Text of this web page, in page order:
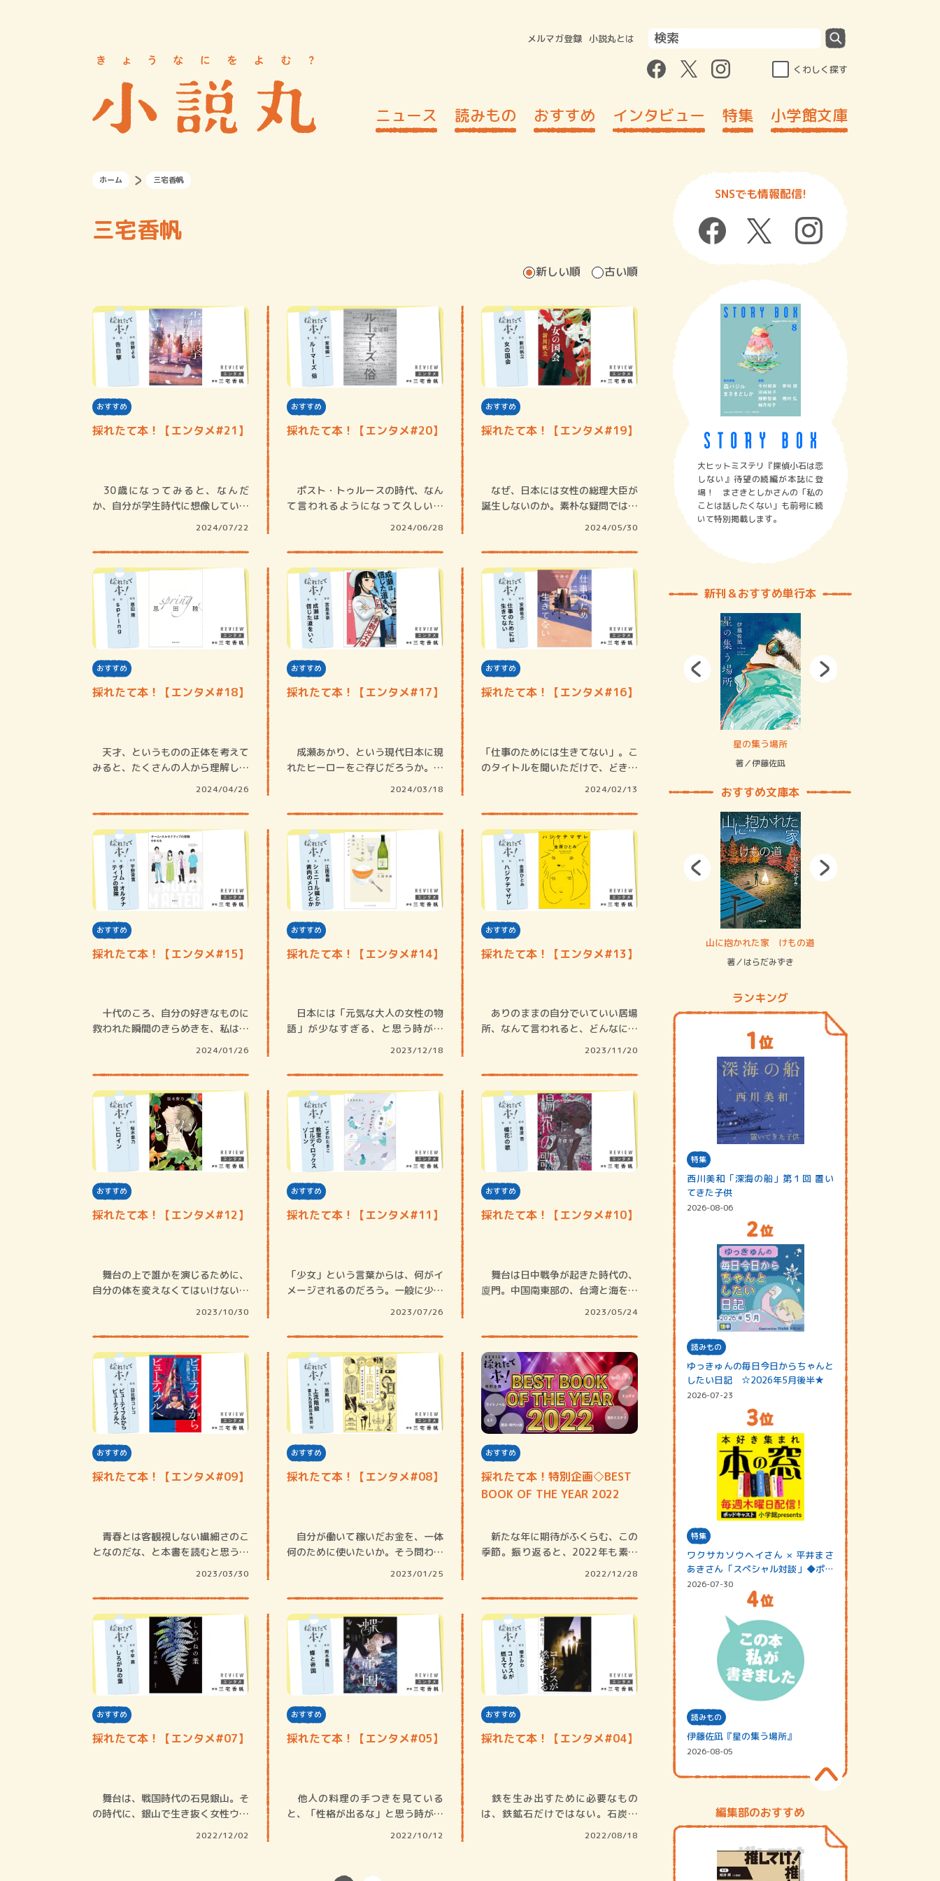
メルマガ登録 小説丸とは
くわしく探す
ニュース 読みもの おすすめ インタビュー 特集 小学館文庫
ホーム 三宅香帆
三宅香帆
新しい順 古い順
おすすめ
採れたて本！【エンタメ#21】
30歳になってみると、なんだ
か、自分が学生時代に想像していた
2024/07/22
おすすめ
採れたて本！【エンタメ#20】
ポスト・トゥルースの時代、なん
て言われるようになって久しい。
2024/06/28
おすすめ
採れたて本！【エンタメ#19】
なぜ、日本には女性の総理大臣が
誕生しないのか。素朴な疑問ではあ
2024/05/30
おすすめ
採れたて本！【エンタメ#18】
天才、というものの正体を考えて
みると、たくさんの人から理解した
2024/04/26
おすすめ
採れたて本！【エンタメ#17】
成瀬あかり、という現代日本に現
れたヒーローをご存じだろうか。ヒ
2024/03/18
おすすめ
採れたて本！【エンタメ#16】
「仕事のためには生きてない」。こ
のタイトルを聞いただけで、どきり
2024/02/13
おすすめ
採れたて本！【エンタメ#15】
十代のころ、自分の好きなものに
救われた瞬間のきらめきを、私は今
2024/01/26
おすすめ
採れたて本！【エンタメ#14】
日本には「元気な大人の女性の物
語」が少なすぎる、と思う時があ
2023/12/18
おすすめ
採れたて本！【エンタメ#13】
ありのままの自分でいていい居場
所、なんて言われると、どんなに優
2023/11/20
おすすめ
採れたて本！【エンタメ#12】
舞台の上で誰かを演じるために、
自分の体を変えなくてはいけない。
2023/10/30
おすすめ
採れたて本！【エンタメ#11】
「少女」という言葉からは、何がイ
メージされるのだろう。一般に少女
2023/07/26
おすすめ
採れたて本！【エンタメ#10】
舞台は日中戦争が起きた時代の、
廈門。中国南東部の、台湾と海を隔
2023/05/24
おすすめ
採れたて本！【エンタメ#09】
青春とは客観視しない繊細さのこ
となのだな、と本書を読むと思う。
2023/03/30
おすすめ
採れたて本！【エンタメ#08】
自分が働いて稼いだお金を、一体
何のために使いたいか。そう問われ
2023/01/25
おすすめ
採れたて本！特別企画◇BEST
BOOK OF THE YEAR 2022
新たな年に期待がふくらむ、この
季節。振り返ると、2022年も素晴
2022/12/28
おすすめ
採れたて本！【エンタメ#07】
舞台は、戦国時代の石見銀山。そ
の時代に、銀山で生き抜く女性ウメ
2022/12/02
おすすめ
採れたて本！【エンタメ#05】
他人の料理の手つきを見ている
と、「性格が出るな」と思う時があ
2022/10/12
おすすめ
採れたて本！【エンタメ#04】
鉄を生み出すために必要なもの
は、鉄鉱石だけではない。石炭を
2022/08/18
SNSでも情報配信!
大ヒットミステリ『探偵小石は恋
しない』待望の続編が本誌に登
場！ まさきとしかさんの「私の
ことは話したくない」も前号に続
いて特別掲載します。
新刊＆おすすめ単行本
著／川瀬七緒
星の集う場所
著／伊藤佐凪
おすすめ文庫本
著／デボラ・イン…
山に抱かれた家 けもの道
著／はらだみずき
ランキング
特集
西川美和「深海の船」第１回 置い
てきた子供
2026-08-06
読みもの
ゆっきゅんの毎日今日からちゃんと
したい日記 ☆2026年5月後半★
2026-07-23
特集
ワクサカソウヘイさん × 平井まさ
あきさん「スペシャル対談」◆ポッ
ドキャスト…
2026-07-30
読みもの
伊藤佐凪『星の集う場所』
2026-08-05
編集部のおすすめ